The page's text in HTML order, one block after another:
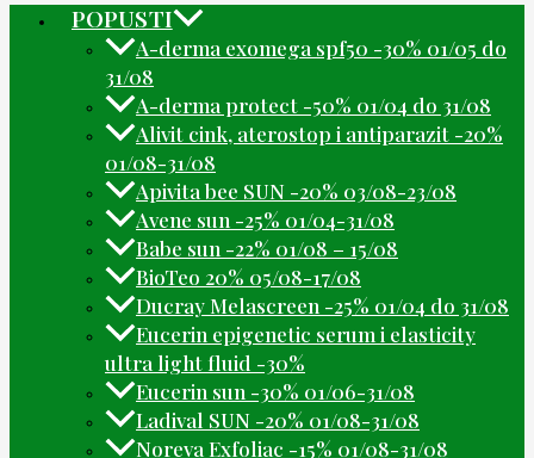
POPUSTI
A-derma exomega spf50 -30% 01/05 do
31/08
A-derma protect -50% 01/04 do 31/08
Alivit cink, aterostop i antiparazit -20%
01/08-31/08
Apivita bee SUN -20% 03/08-23/08
Avene sun -25% 01/04-31/08
Babe sun -22% 01/08 – 15/08
BioTeo 20% 05/08-17/08
Ducray Melascreen -25% 01/04 do 31/08
Eucerin epigenetic serum i elasticity
ultra light fluid -30%
Eucerin sun -30% 01/06-31/08
Ladival SUN -20% 01/08-31/08
Noreva Exfoliac -15% 01/08-31/08